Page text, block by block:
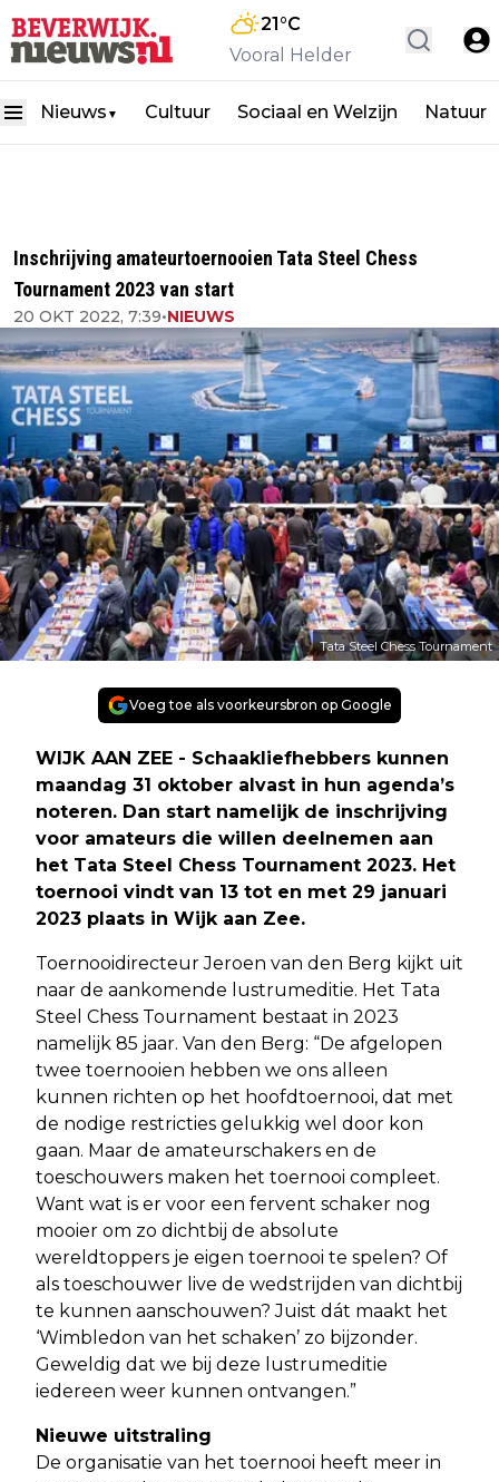
21°C
Vooral Helder
Nieuws ▼ Cultuur Sociaal en Welzijn Natuur
Inschrijving amateurtoernooien Tata Steel Chess
Tournament 2023 van start
20 OKT 2022, 7:39•NIEUWS
Tata Steel Chess Tournament
Voeg toe als voorkeursbron op Google
WIJK AAN ZEE - Schaakliefhebbers kunnen
maandag 31 oktober alvast in hun agenda’s
noteren. Dan start namelijk de inschrijving
voor amateurs die willen deelnemen aan
het Tata Steel Chess Tournament 2023. Het
toernooi vindt van 13 tot en met 29 januari
2023 plaats in Wijk aan Zee.
Toernooidirecteur Jeroen van den Berg kijkt uit
naar de aankomende lustrumeditie. Het Tata
Steel Chess Tournament bestaat in 2023
namelijk 85 jaar. Van den Berg: “De afgelopen
twee toernooien hebben we ons alleen
kunnen richten op het hoofdtoernooi, dat met
de nodige restricties gelukkig wel door kon
gaan. Maar de amateurschakers en de
toeschouwers maken het toernooi compleet.
Want wat is er voor een fervent schaker nog
mooier om zo dichtbij de absolute
wereldtoppers je eigen toernooi te spelen? Of
als toeschouwer live de wedstrijden van dichtbij
te kunnen aanschouwen? Juist dát maakt het
‘Wimbledon van het schaken’ zo bijzonder.
Geweldig dat we bij deze lustrumeditie
iedereen weer kunnen ontvangen.”
Nieuwe uitstraling
De organisatie van het toernooi heeft meer in